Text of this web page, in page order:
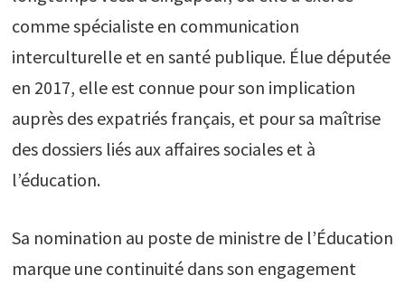
comme spécialiste en communication
interculturelle et en santé publique. Élue députée
en 2017, elle est connue pour son implication
auprès des expatriés français, et pour sa maîtrise
des dossiers liés aux affaires sociales et à
l’éducation.
Sa nomination au poste de ministre de l’Éducation
marque une continuité dans son engagement